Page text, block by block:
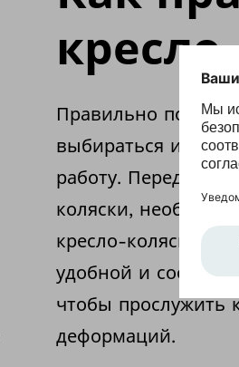
Правильно
выбираться из
работу. Перед
коляски,
кресло-коляска
удобной и
чтобы прослужить
деформаций.